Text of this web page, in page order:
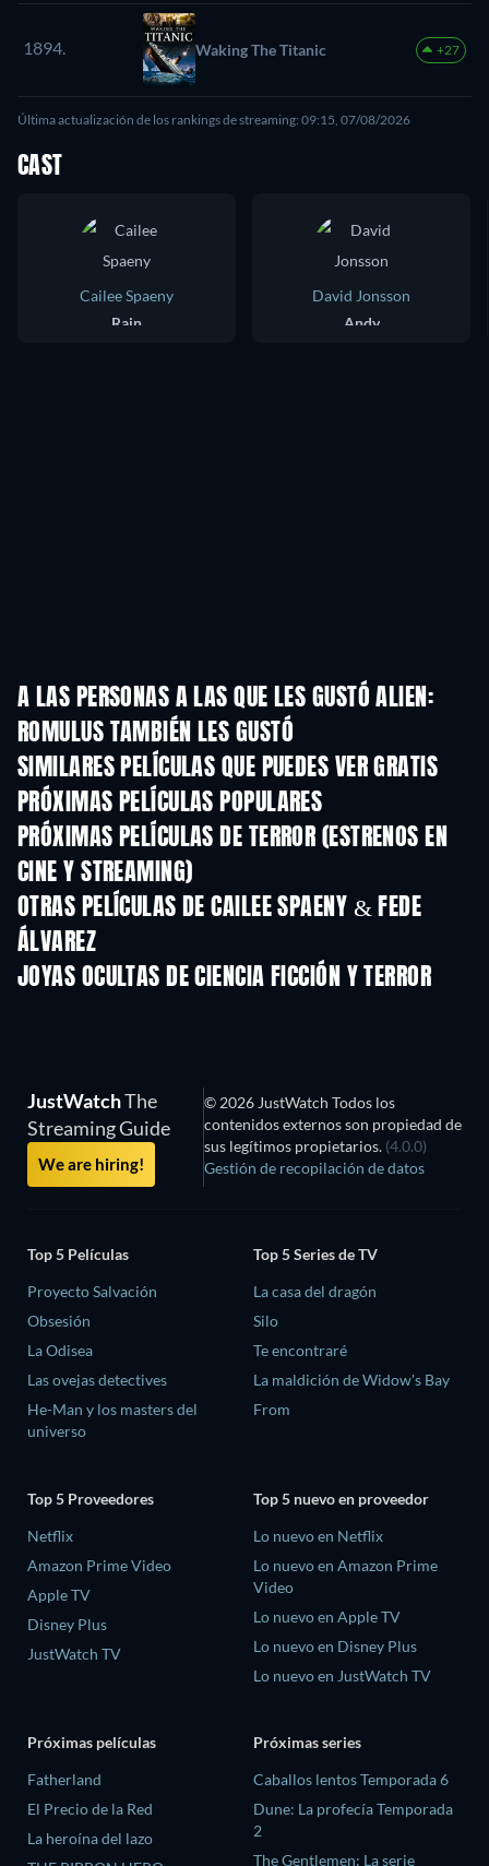
1894. Waking The Titanic +27
Última actualización de los rankings de streaming: 09:15, 07/08/2026
CAST
Cailee Spaeny
Rain
David Jonsson
Andy
A LAS PERSONAS A LAS QUE LES GUSTÓ ALIEN:
ROMULUS TAMBIÉN LES GUSTÓ
SIMILARES PELÍCULAS QUE PUEDES VER GRATIS
PRÓXIMAS PELÍCULAS POPULARES
PRÓXIMAS PELÍCULAS DE TERROR (ESTRENOS EN
CINE Y STREAMING)
OTRAS PELÍCULAS DE CAILEE SPAENY & FEDE
ÁLVAREZ
JOYAS OCULTAS DE CIENCIA FICCIÓN Y TERROR
JustWatchThe
Streaming Guide
We are hiring!
© 2026 JustWatch Todos los
contenidos externos son propiedad de
sus legítimos propietarios. (4.0.0)
Gestión de recopilación de datos
Top 5 Películas
Proyecto Salvación
Obsesión
La Odisea
Las ovejas detectives
He-Man y los masters del
universo
Top 5 Series de TV
La casa del dragón
Silo
Te encontraré
La maldición de Widow's Bay
From
Top 5 Proveedores
Netflix
Amazon Prime Video
Apple TV
Disney Plus
JustWatch TV
Top 5 nuevo en proveedor
Lo nuevo en Netflix
Lo nuevo en Amazon Prime
Video
Lo nuevo en Apple TV
Lo nuevo en Disney Plus
Lo nuevo en JustWatch TV
Próximas películas
Fatherland
El Precio de la Red
La heroína del lazo
Próximas series
Caballos lentos Temporada 6
Dune: La profecía Temporada
2
The Gentlemen: La serie